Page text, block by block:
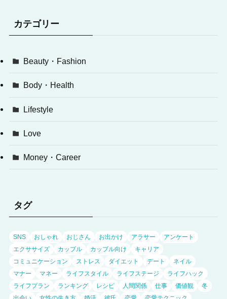
カテゴリー
Beauty・Fashion
Body・Health
Lifestyle
Love
Money・Career
タグ
SNS おしゃれ おじさん お出かけ アラサー
アンケート
エクササイズ
カップル カップル向け
キャリア
コミュニケーション
ストレス ダイエット デート
ネイル
マナー
マネー ライフスタイル ライフステージ
ライフハック
ライフプラン
ランキング レシピ 人間関係 仕事 価値観
冬